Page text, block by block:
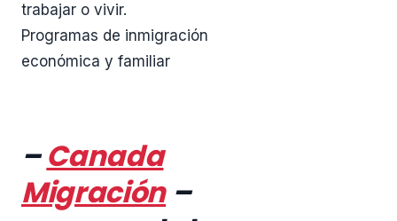
trabajar o vivir.
Programas de inmigración
económica y familiar
–Canada
Migración–